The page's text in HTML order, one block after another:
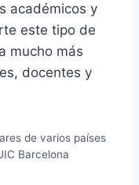
académicos y
este tipo de
mucho más
docentes y
de varios países
Barcelona